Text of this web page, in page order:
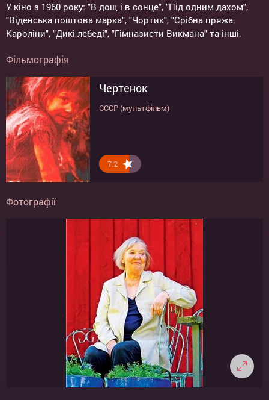
У кіно з 1960 року: "В дощ і в сонце", "Під одним дахом",
"Віденська поштова марка", "Чортик", "Срібна пряжа
Кароліни", "Дикі лебеді", "Гімназисти Викмана" та інші.
Фільмографія
Чертенок
СССР (мультфільм)
7.2
Фотографії